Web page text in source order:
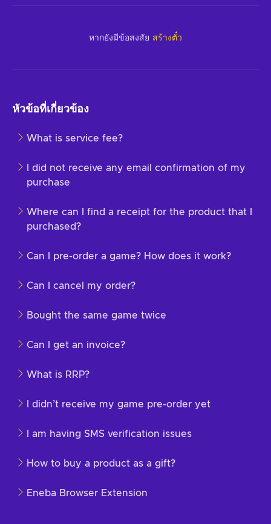
หากยังมีข้อสงสัย สร้างตั๋ว
หัวข้อที่เกี่ยวข้อง
What is service fee?
I did not receive any email confirmation of my
purchase
Where can I find a receipt for the product that I
purchased?
Can I pre-order a game? How does it work?
Can I cancel my order?
Bought the same game twice
Can I get an invoice?
What is RRP?
I didn’t receive my game pre-order yet
I am having SMS verification issues
How to buy a product as a gift?
Eneba Browser Extension